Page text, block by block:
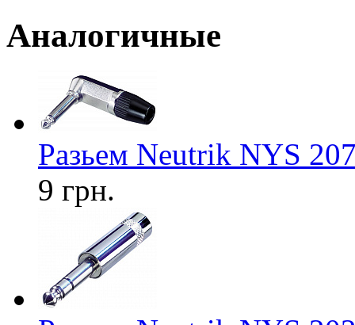
Аналогичные
Разьем Neutrik NYS
9 грн.